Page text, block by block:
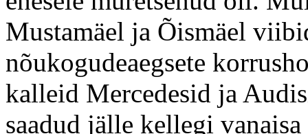
Mustamäel ja Õismäel
nõukogudeaegsete
kalleid Mercedesid ja
saadud jälle kellegi